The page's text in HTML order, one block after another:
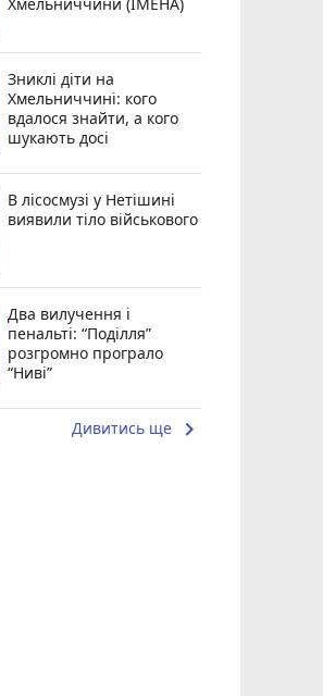
Зниклі діти на
Хмельниччині: кого
вдалося знайти, а кого
шукають досі
В лісосмузі у Нетішині
виявили тіло військового
Два вилучення і
пенальті: “Поділля”
розгромно програло
“Ниві”
Дивитись ще keyboard_arrow_right